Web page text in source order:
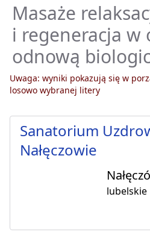
Masaże
i regeneracja w
odnową
Uwaga: wyniki pokazują się w
losowo wybranej litery
Sanatorium
Nałęczowie
lubelskie